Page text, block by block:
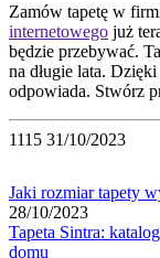
Zamów tapetę w
internetowego już
będzie przebywać.
na długie lata.
odpowiada. Stwórz
1115 31/10/2023
Jaki rozmiar tapety
28/10/2023
Tapeta Sintra:
domu